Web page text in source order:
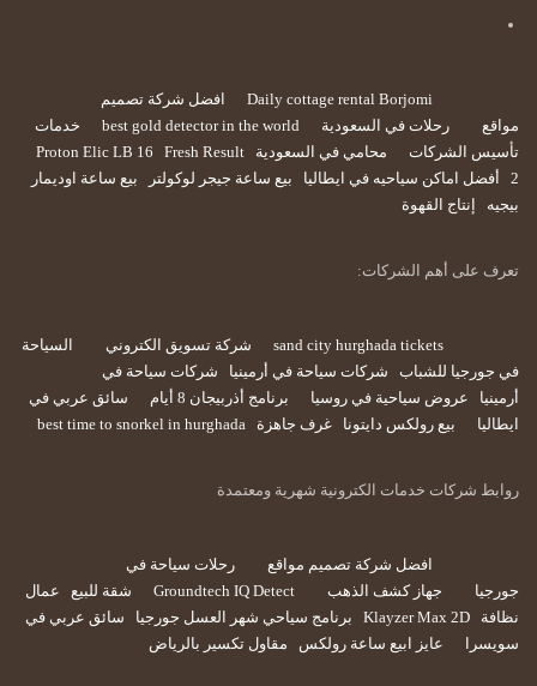
Daily cottage rental Borjomi
افضل شركة تصميم
مواقع
رحلات في السعودية best gold detector in the world
خدمات
تأسيس الشركات
محامي في السعودية Proton Elic LB 16
Fresh Result
2
أفضل اماكن سياحيه في ايطاليا بيع ساعة جيجر لوكولتر
بيع ساعة اوديمار
بيجيه
إنتاج القهوة
تعرف على أهم الشركات:
sand city hurghada tickets شركة تسويق الكتروني
السياحة
في جورجيا للشباب
شركات سياحة في أرمينيا
شركات سياحة في
أرمينيا
عروض سياحية في روسيا برنامج أذربيجان 8 أيام
سائق عربي في
ايطاليا
بيع رولكس دايتونا غرف جاهزة best time to snorkel in hurghada
روابط شركات خدمات الكترونية شهرية ومعتمدة
افضل شركة تصميم مواقع
رحلات سياحة في
جورجيا
جهاز كشف الذهب Groundtech IQ Detect شقة للبيع
عمال
نظافة
Klayzer Max 2D برنامج سياحي شهر العسل جورجيا
سائق عربي في
سويسرا
عايز ابيع ساعة رولكس مقاول تكسير بالرياض